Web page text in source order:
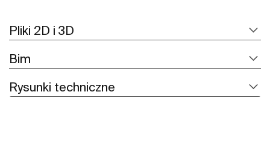
Pliki 2D i 3D
Bim
Rysunki techniczne